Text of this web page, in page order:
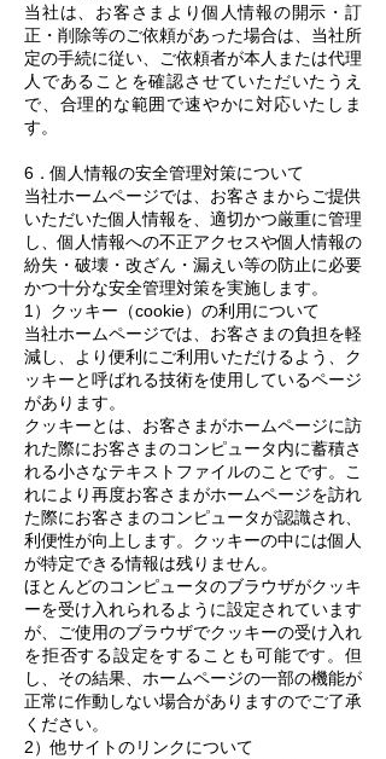
当社は、お客さまより個人情報の開示・訂
正・削除等のご依頼があった場合は、当社所
定の手続に従い、ご依頼者が本人または代理
人であることを確認させていただいたうえ
で、合理的な範囲で速やかに対応いたしま
す。
6．個人情報の安全管理対策について
当社ホームページでは、お客さまからご提供
いただいた個人情報を、適切かつ厳重に管理
し、個人情報への不正アクセスや個人情報の
紛失・破壊・改ざん・漏えい等の防止に必要
かつ十分な安全管理対策を実施します。
1）クッキー（cookie）の利用について
当社ホームページでは、お客さまの負担を軽
減し、より便利にご利用いただけるよう、ク
ッキーと呼ばれる技術を使用しているページ
があります。
クッキーとは、お客さまがホームページに訪
れた際にお客さまのコンピュータ内に蓄積さ
れる小さなテキストファイルのことです。こ
れにより再度お客さまがホームページを訪れ
た際にお客さまのコンピュータが認識され、
利便性が向上します。クッキーの中には個人
が特定できる情報は残りません。
ほとんどのコンピュータのブラウザがクッキ
ーを受け入れられるように設定されています
が、ご使用のブラウザでクッキーの受け入れ
を拒否する設定をすることも可能です。但
し、その結果、ホームページの一部の機能が
正常に作動しない場合がありますのでご了承
ください。
2）他サイトのリンクについて